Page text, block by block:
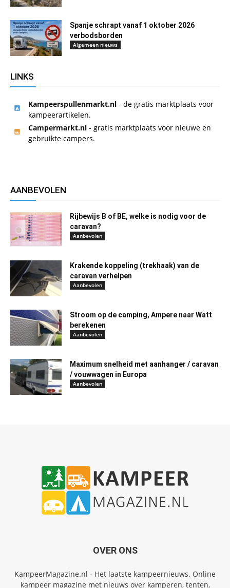
Spanje schrapt vanaf 1 oktober 2026
verbodsborden
Algemeen nieuws
LINKS
Kampeerspullenmarkt.nl - de gratis marktplaats voor
kampeerartikelen.
Campermarkt.nl - gratis marktplaats voor nieuwe en
gebruikte campers.
AANBEVOLEN
Rijbewijs B of BE, welke is nodig voor de
caravan?
Aanbevolen
Krakende koppeling (trekhaak) van de
caravan verhelpen
Aanbevolen
Stroom op de camping, Ampere naar Watt
berekenen
Aanbevolen
Maximum snelheid met aanhanger / caravan
/ vouwwagen in Europa
Aanbevolen
OVER ONS
KampeerMagazine.nl - Het laatste kampeernieuws. Online
kampeer magazine met nieuws over kamperen, tenten,